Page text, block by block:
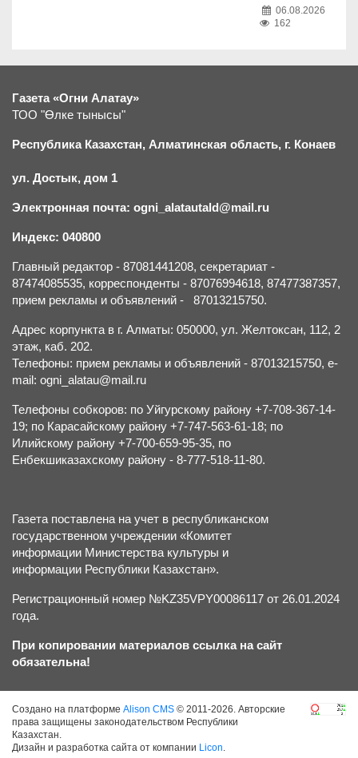
06.08.2026
162
Газета «Огни Алатау»
ТОО "Өлке тынысы"
Республика Казахстан, Алматинская область, г. Конаев
ул. Достык, дом 1
Электронная почта: ogni_alatautald@mail.ru
Индекс: 040800
Главный редактор - 87081441208, секретариат -
87474085535, корреспонденты - 87076994618, 87477387357,
прием рекламы и объявлений - 87013215750.
Адрес корпункта в г. Алматы: 050000, ул. Желтоксан, 112, 2
этаж, каб. 202.
Телефоны: прием рекламы и объявлений - 87013215750, e-
mail: ogni_alatau@mail.ru
Телефоны собкоров: по Уйгурскому району +7-708-367-14-
19; по Карасайскому району +7-747-563-61-18; по
Илийскому району +7-700-659-95-35, по
Енбекшиказахскому району - 8-777-518-11-80.
Газета поставлена на учет в республиканском
государственном учреждении «Комитет
информации Министерства культуры и
информации Республики Казахстан».
Регистрационный номер №KZ35VPY00086117 от 26.01.2024
года.
При копировании материалов ссылка на сайт
обязательна!
Создано на платформе Alison CMS © 2011-2026. Авторские
права защищены законодательством Республики
Казахстан.
Дизайн и разработка сайта от компании Licon.